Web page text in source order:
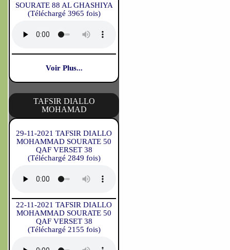
SOURATE 88 AL GHASHIYA
(Téléchargé 3965 fois)
Voir Plus...
TAFSIR DIALLO
MOHAMAD
29-11-2021 TAFSIR DIALLO
MOHAMMAD SOURATE 50
QAF VERSET 38
(Téléchargé 2849 fois)
22-11-2021 TAFSIR DIALLO
MOHAMMAD SOURATE 50
QAF VERSET 38
(Téléchargé 2155 fois)